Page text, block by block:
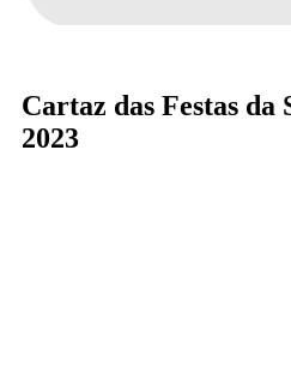
Cartaz das Festas da
2023